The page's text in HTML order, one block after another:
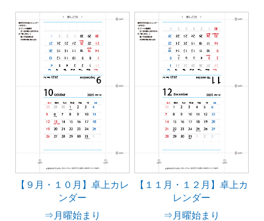
【９月・１０月】卓上カレ
ンダー
⇒月曜始まり
【１１月・１２月】卓上カ
レンダー
⇒月曜始まり